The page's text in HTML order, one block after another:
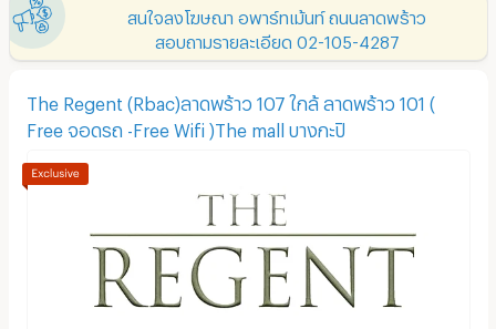
สนใจลงโฆษณา อพาร์ทเม้นท์ ถนนลาดพร้าว
สอบถามรายละเอียด 02-105-4287
The Regent (Rbac)ลาดพร้าว 107 ใกล้ ลาดพร้าว 101 (
Free จอดรถ -Free Wifi )The mall บางกะปิ